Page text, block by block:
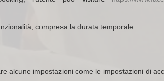
compresa la durata temporale.
alcune impostazioni come le impostazioni di